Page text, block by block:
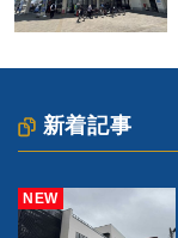
新着記事
NEW